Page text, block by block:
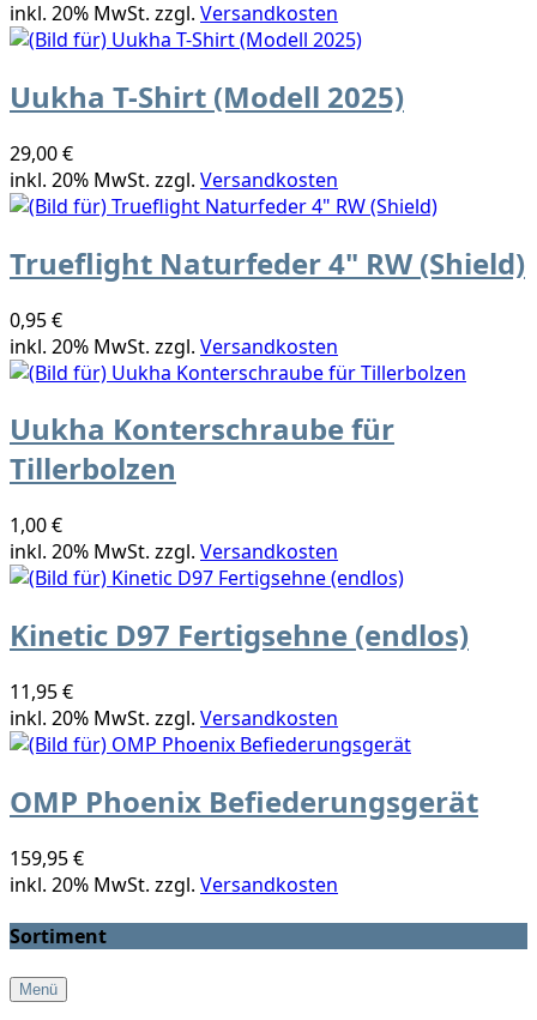
inkl. 20% MwSt. zzgl. Versandkosten
Uukha T-Shirt (Modell 2025)
29,00 €
inkl. 20% MwSt. zzgl. Versandkosten
Trueflight Naturfeder 4" RW (Shield)
0,95 €
inkl. 20% MwSt. zzgl. Versandkosten
Uukha Konterschraube für
Tillerbolzen
1,00 €
inkl. 20% MwSt. zzgl. Versandkosten
Kinetic D97 Fertigsehne (endlos)
11,95 €
inkl. 20% MwSt. zzgl. Versandkosten
OMP Phoenix Befiederungsgerät
159,95 €
inkl. 20% MwSt. zzgl. Versandkosten
Sortiment
Menü